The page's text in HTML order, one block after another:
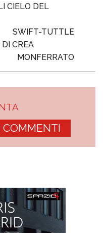
CIELO DEL
SWIFT-TUTTLE
CREA
MONFERRATO
COMMENTI